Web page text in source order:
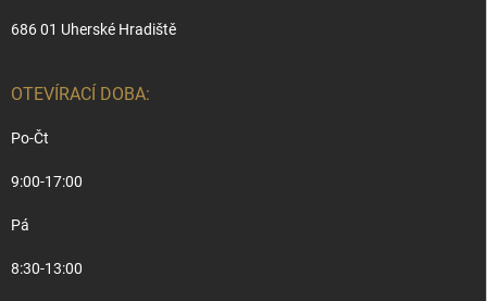
686 01 Uherské Hradiště
OTEVÍRACÍ DOBA:
Po-Čt
9:00-17:00
Pá
8:30-13:00